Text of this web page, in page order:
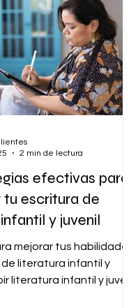
efectivas para
escritura de
y juvenil
mejorar tus habilidades
literatura infantil y
literatura infantil y juvenil
2 min de lectura